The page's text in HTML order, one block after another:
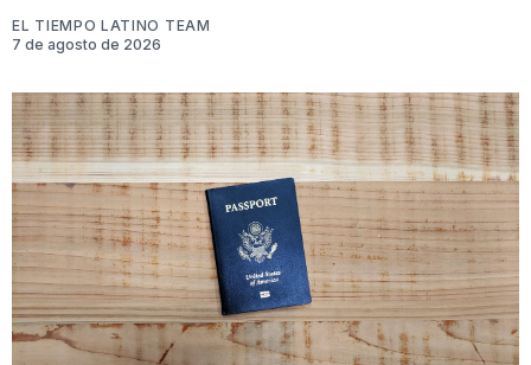
EL TIEMPO LATINO TEAM
7 de agosto de 2026